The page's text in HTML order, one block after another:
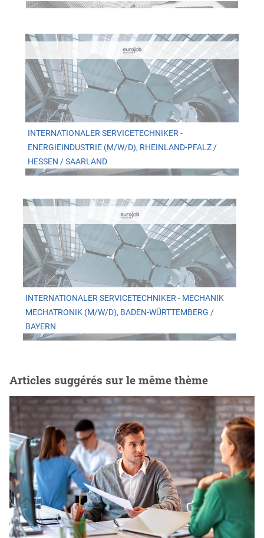
INTERNATIONALER SERVICETECHNIKER -
ENERGIEINDUSTRIE (M/W/D), RHEINLAND-PFALZ /
HESSEN / SAARLAND
INTERNATIONALER SERVICETECHNIKER - MECHANIK
MECHATRONIK (M/W/D), BADEN-WÜRTTEMBERG /
BAYERN
Articles suggérés sur le même thème